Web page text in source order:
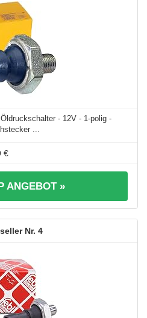
- 12V - 1-polig -
...
€
ANGEBOT »
4